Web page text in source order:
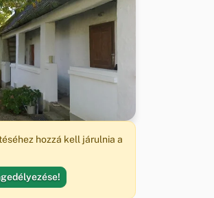
hozzá kell járulnia a